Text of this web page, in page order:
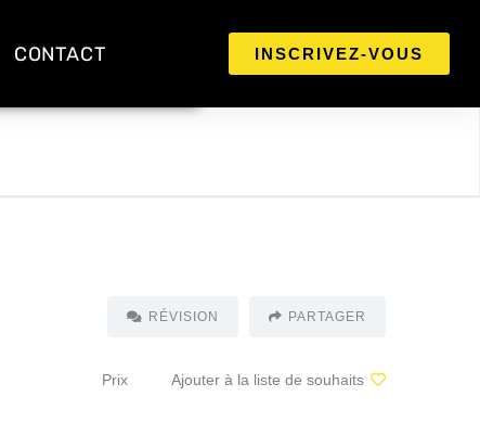
CONTACT INSCRIVEZ-VOUS
RÉVISION PARTAGER
Prix Ajouter à la liste de souhaits